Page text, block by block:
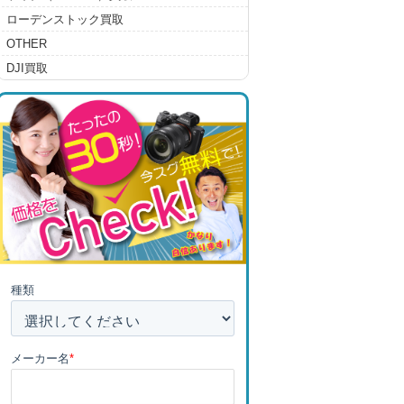
ローデンストック買取
OTHER
DJI買取
種類
メーカー名*